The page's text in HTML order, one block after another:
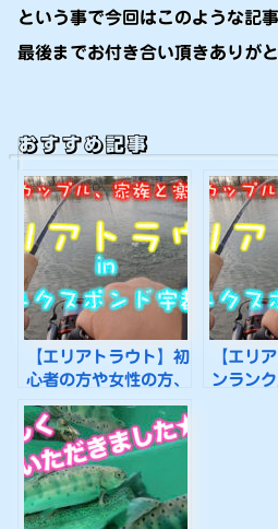
という事で今回はこのような記
最後までお付き合い頂きありが
おすすめ記事
【エリアトラウト】初
心者の方や女性の方、
お子様でも扱いやすい
タックルを紹介します
♪
【エリ
ンラン